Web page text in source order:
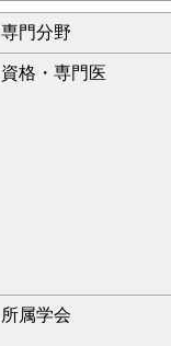
専門分野
資格・専門医
所属学会